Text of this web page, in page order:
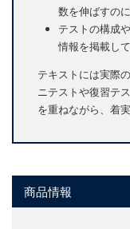
数を伸ばすの
テストの構成
情報を掲載して
テキストには実際
ニテストや復習テ
を重ねながら、着
商品情報